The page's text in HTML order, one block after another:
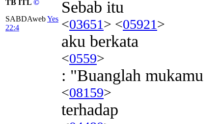
TB ITL ©
SABDAwebYes
22:4
Sebab itu
<03651> <05921>
aku berkata
<0559>
: "Buanglah mukamu
<08159>
terhadap